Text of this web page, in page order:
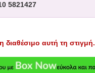
5821427
διαθέσιμο αυτή τη στιγμή.